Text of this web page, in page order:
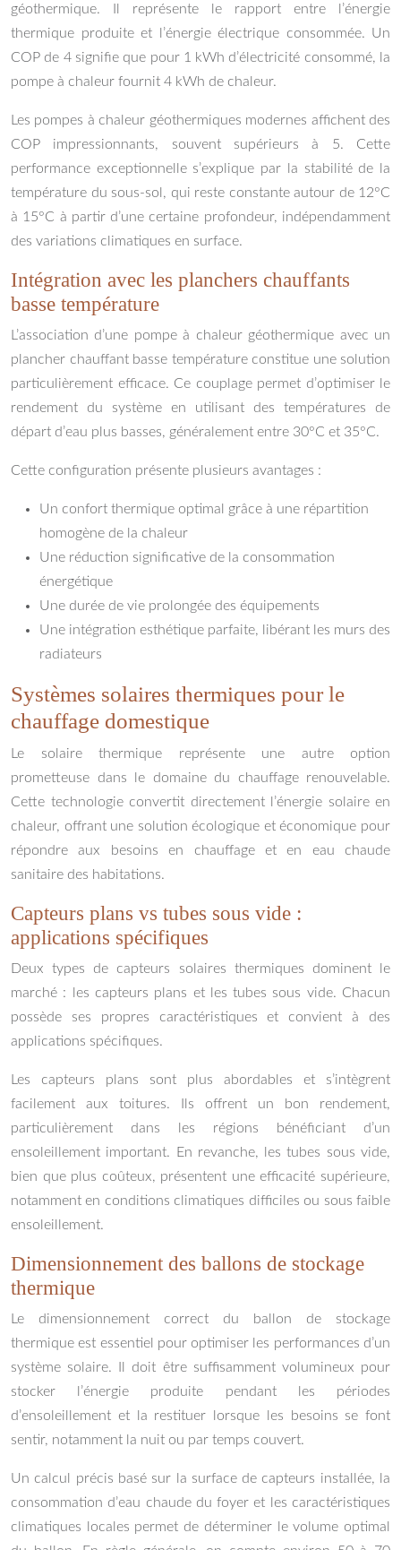
géothermique. Il représente le rapport entre l’énergie
thermique produite et l’énergie électrique consommée. Un
COP de 4 signifie que pour 1 kWh d’électricité consommé, la
pompe à chaleur fournit 4 kWh de chaleur.
Les pompes à chaleur géothermiques modernes affichent des
COP impressionnants, souvent supérieurs à 5. Cette
performance exceptionnelle s’explique par la stabilité de la
température du sous-sol, qui reste constante autour de 12°C
à 15°C à partir d’une certaine profondeur, indépendamment
des variations climatiques en surface.
Intégration avec les planchers chauffants
basse température
L’association d’une pompe à chaleur géothermique avec un
plancher chauffant basse température constitue une solution
particulièrement efficace. Ce couplage permet d’optimiser le
rendement du système en utilisant des températures de
départ d’eau plus basses, généralement entre 30°C et 35°C.
Cette configuration présente plusieurs avantages :
Un confort thermique optimal grâce à une répartition
homogène de la chaleur
Une réduction significative de la consommation
énergétique
Une durée de vie prolongée des équipements
Une intégration esthétique parfaite, libérant les murs des
radiateurs
Systèmes solaires thermiques pour le
chauffage domestique
Le solaire thermique représente une autre option
prometteuse dans le domaine du chauffage renouvelable.
Cette technologie convertit directement l’énergie solaire en
chaleur, offrant une solution écologique et économique pour
répondre aux besoins en chauffage et en eau chaude
sanitaire des habitations.
Capteurs plans vs tubes sous vide :
applications spécifiques
Deux types de capteurs solaires thermiques dominent le
marché : les capteurs plans et les tubes sous vide. Chacun
possède ses propres caractéristiques et convient à des
applications spécifiques.
Les capteurs plans sont plus abordables et s’intègrent
facilement aux toitures. Ils offrent un bon rendement,
particulièrement dans les régions bénéficiant d’un
ensoleillement important. En revanche, les tubes sous vide,
bien que plus coûteux, présentent une efficacité supérieure,
notamment en conditions climatiques difficiles ou sous faible
ensoleillement.
Dimensionnement des ballons de stockage
thermique
Le dimensionnement correct du ballon de stockage
thermique est essentiel pour optimiser les performances d’un
système solaire. Il doit être suffisamment volumineux pour
stocker l’énergie produite pendant les périodes
d’ensoleillement et la restituer lorsque les besoins se font
sentir, notamment la nuit ou par temps couvert.
Un calcul précis basé sur la surface de capteurs installée, la
consommation d’eau chaude du foyer et les caractéristiques
climatiques locales permet de déterminer le volume optimal